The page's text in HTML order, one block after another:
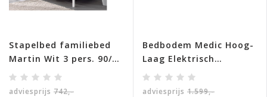
Stapelbed familiebed
Martin Wit 3 pers. 90/
140 x 200 cm
adviesprijs 742,-
Bedbodem Medic Hoog-
Laag Elektrisch
verstelbaar
adviesprijs 1.599,-